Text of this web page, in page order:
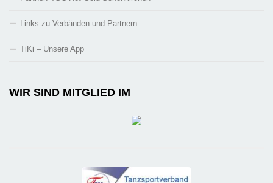
Links zu Verbänden und Partnern
TiKi – Unsere App
WIR SIND MITGLIED IM